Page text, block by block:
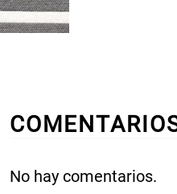
No hay comentarios.